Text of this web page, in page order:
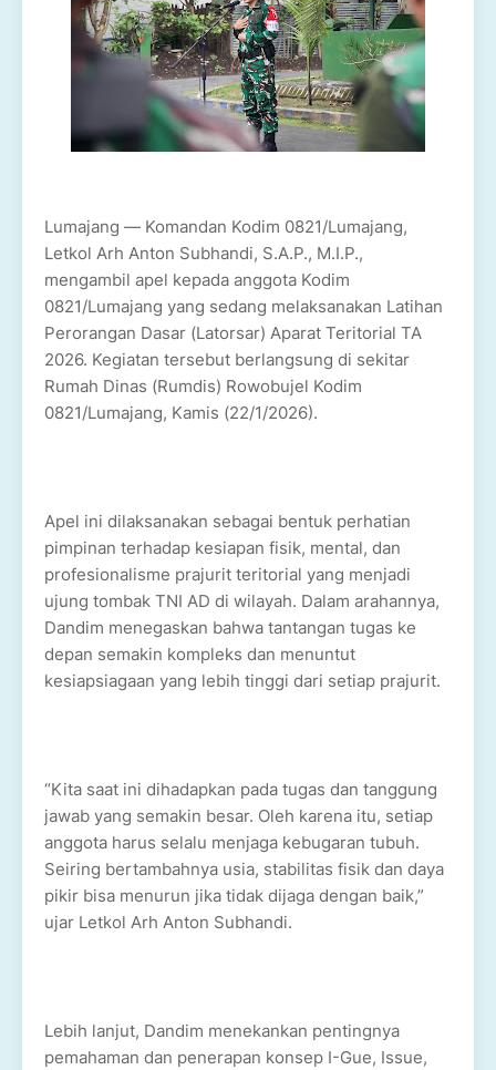
Lumajang — Komandan Kodim 0821/Lumajang,
Letkol Arh Anton Subhandi, S.A.P., M.I.P.,
mengambil apel kepada anggota Kodim
0821/Lumajang yang sedang melaksanakan Latihan
Perorangan Dasar (Latorsar) Aparat Teritorial TA
2026. Kegiatan tersebut berlangsung di sekitar
Rumah Dinas (Rumdis) Rowobujel Kodim
0821/Lumajang, Kamis (22/1/2026).
Apel ini dilaksanakan sebagai bentuk perhatian
pimpinan terhadap kesiapan fisik, mental, dan
profesionalisme prajurit teritorial yang menjadi
ujung tombak TNI AD di wilayah. Dalam arahannya,
Dandim menegaskan bahwa tantangan tugas ke
depan semakin kompleks dan menuntut
kesiapsiagaan yang lebih tinggi dari setiap prajurit.
“Kita saat ini dihadapkan pada tugas dan tanggung
jawab yang semakin besar. Oleh karena itu, setiap
anggota harus selalu menjaga kebugaran tubuh.
Seiring bertambahnya usia, stabilitas fisik dan daya
pikir bisa menurun jika tidak dijaga dengan baik,”
ujar Letkol Arh Anton Subhandi.
Lebih lanjut, Dandim menekankan pentingnya
pemahaman dan penerapan konsep I-Gue, Issue,